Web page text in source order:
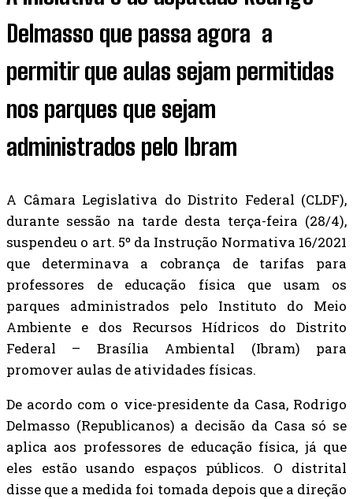
Delmasso que passa agora a
permitir que aulas sejam permitidas
nos parques que sejam
administrados pelo Ibram
A Câmara Legislativa do Distrito Federal (CLDF),
durante sessão na tarde desta terça-feira (28/4),
suspendeu o art. 5º da Instrução Normativa 16/2021
que determinava a cobrança de tarifas para
professores de educação física que usam os
parques administrados pelo Instituto do Meio
Ambiente e dos Recursos Hídricos do Distrito
Federal – Brasília Ambiental (Ibram) para
promover aulas de atividades físicas.
De acordo com o vice-presidente da Casa, Rodrigo
Delmasso (Republicanos) a decisão da Casa só se
aplica aos professores de educação física, já que
eles estão usando espaços públicos. O distrital
disse que a medida foi tomada depois que a direção